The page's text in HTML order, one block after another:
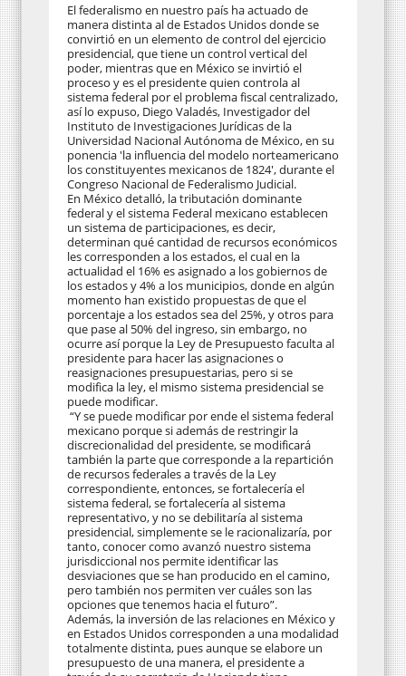
El federalismo en nuestro país ha actuado de
manera distinta al de Estados Unidos donde se
convirtió en un elemento de control del ejercicio
presidencial, que tiene un control vertical del
poder, mientras que en México se invirtió el
proceso y es el presidente quien controla al
sistema federal por el problema fiscal centralizado,
así lo expuso, Diego Valadés, Investigador del
Instituto de Investigaciones Jurídicas de la
Universidad Nacional Autónoma de México, en su
ponencia 'la influencia del modelo norteamericano
los constituyentes mexicanos de 1824', durante el
Congreso Nacional de Federalismo Judicial.
En México detalló, la tributación dominante
federal y el sistema Federal mexicano establecen
un sistema de participaciones, es decir,
determinan qué cantidad de recursos económicos
les corresponden a los estados, el cual en la
actualidad el 16% es asignado a los gobiernos de
los estados y 4% a los municipios, donde en algún
momento han existido propuestas de que el
porcentaje a los estados sea del 25%, y otros para
que pase al 50% del ingreso, sin embargo, no
ocurre así porque la Ley de Presupuesto faculta al
presidente para hacer las asignaciones o
reasignaciones presupuestarias, pero si se
modifica la ley, el mismo sistema presidencial se
puede modificar.
“Y se puede modificar por ende el sistema federal
mexicano porque si además de restringir la
discrecionalidad del presidente, se modificará
también la parte que corresponde a la repartición
de recursos federales a través de la Ley
correspondiente, entonces, se fortalecería el
sistema federal, se fortalecería al sistema
representativo, y no se debilitaría al sistema
presidencial, simplemente se le racionalizaría, por
tanto, conocer como avanzó nuestro sistema
jurisdiccional nos permite identificar las
desviaciones que se han producido en el camino,
pero también nos permiten ver cuáles son las
opciones que tenemos hacia el futuro”.
Además, la inversión de las relaciones en México y
en Estados Unidos corresponden a una modalidad
totalmente distinta, pues aunque se elabore un
presupuesto de una manera, el presidente a